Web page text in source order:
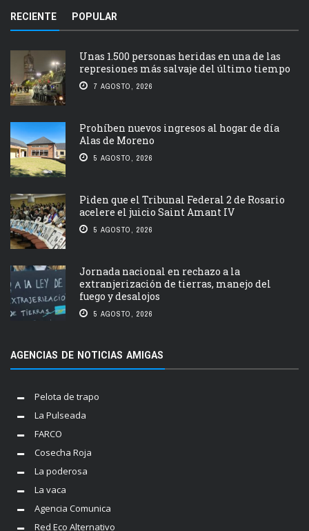
RECIENTE POPULAR
Unas 1.500 personas heridas en una de las
represiones más salvaje del último tiempo
7 AGOSTO, 2026
Prohíben nuevos ingresos al hogar de día
Alas de Moreno
5 AGOSTO, 2026
Piden que el Tribunal Federal 2 de Rosario
acelere el juicio Saint Amant IV
5 AGOSTO, 2026
Jornada nacional en rechazo a la
extranjerización de tierras, manejo del
fuego y desalojos
5 AGOSTO, 2026
AGENCIAS DE NOTICIAS AMIGAS
Pelota de trapo
La Pulseada
FARCO
Cosecha Roja
La poderosa
La vaca
Agencia Comunica
Red Eco Alternativo